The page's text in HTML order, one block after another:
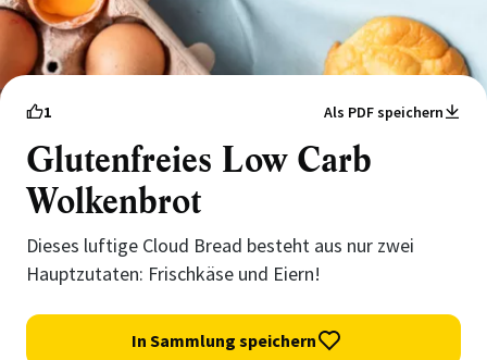
1 Als PDF speichern
Glutenfreies Low Carb
Wolkenbrot
Dieses luftige Cloud Bread besteht aus nur zwei
Hauptzutaten: Frischkäse und Eiern!
In Sammlung speichern